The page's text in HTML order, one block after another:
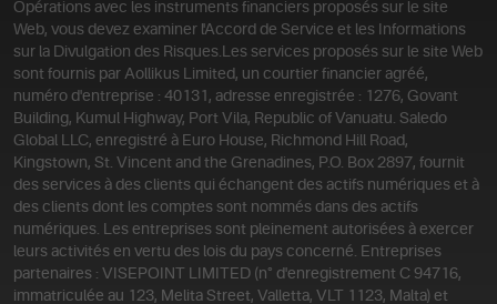
Opérations avec les instruments financiers proposés sur le site
Web, vous devez examiner l'Accord de Service et les Informations
sur la Divulgation des Risques. Les services proposés sur le site Web
sont fournis par Aollikus Limited, un courtier financier agréé,
numéro d'entreprise : 40131, adresse enregistrée : 1276, Govant
Building, Kumul Highway, Port Vila, Republic of Vanuatu. Saledo
Global LLC, enregistré à Euro House, Richmond Hill Road,
Kingstown, St. Vincent and the Grenadines, P.O. Box 2897, fournit
des services à des clients qui échangent des actifs numériques et à
des clients dont les comptes sont nommés dans des actifs
numériques. Les entreprises sont pleinement autorisées à exercer
leurs activités en vertu des lois du pays concerné. Entreprises
partenaires : VISEPOINT LIMITED (n° d'enregistrement C 94716,
immatriculée au 123, Melita Street, Valletta, VLT 1123, Malta) et